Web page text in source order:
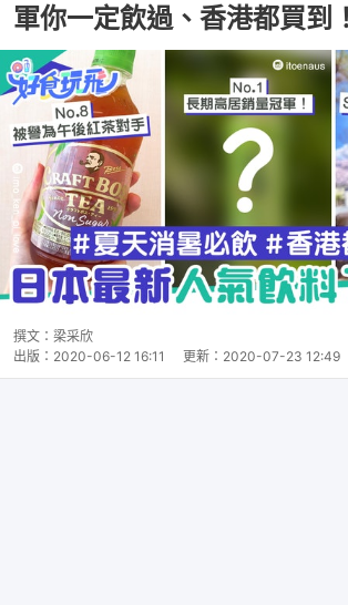
軍你一定飲過、香港都買到！
撰文： 梁采欣
出版： 2020-06-12 16:11 更新： 2020-07-23 12:49